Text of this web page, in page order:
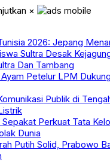
×
2026: Jepang
Sultra Desak
Dan Tambang
Petelur LPM
Publik di
Perkuat Tata
Dunia
Putih Solid, Prabowo